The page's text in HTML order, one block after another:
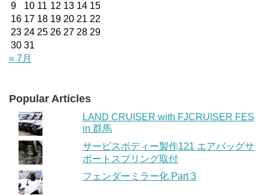
9
10 11 12 13 14 15
16 17 18 19 20 21 22
23 24 25 26 27 28 29
30 31
« 7月
Popular Articles
LAND CRUISER with FJCRUISER FES
in 群馬
サービスボディー製作121 エアバッグサ
ポートスプリング取付
フェンダーミラー化 Part 3